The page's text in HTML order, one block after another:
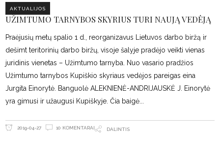
AKTUALIJOS
UŽIMTUMO TARNYBOS SKYRIUS TURI NAUJĄ VEDĖJĄ
Praėjusių metų spalio 1 d., reorganizavus Lietuvos darbo biržą ir
dešimt teritorinių darbo biržų, visoje šalyje pradėjo veikti vienas
juridinis vienetas – Užimtumo tarnyba. Nuo vasario pradžios
Užimtumo tarnybos Kupiškio skyriaus vedėjos pareigas eina
Jurgita Einorytė. Banguolė ALEKNIENĖ-ANDRIJAUSKĖ J. Einorytė
yra gimusi ir užaugusi Kupiškyje. Čia baigė
2019-04-27 10 KOMENTARAI DALINTIS